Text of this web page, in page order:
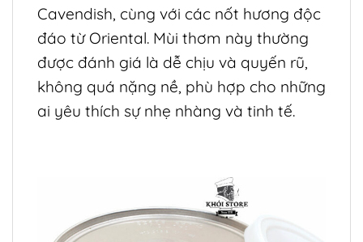
Cavendish, cùng với các nốt hương độc
đáo từ Oriental. Mùi thơm này thường
được đánh giá là dễ chịu và quyến rũ,
không quá nặng nề, phù hợp cho những
ai yêu thích sự nhẹ nhàng và tinh tế.